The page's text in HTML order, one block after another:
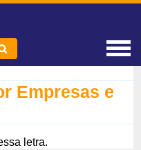
Empresas e
letra.